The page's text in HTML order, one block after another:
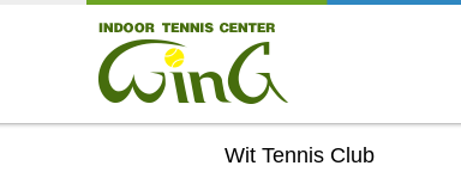
Wit Tennis Club